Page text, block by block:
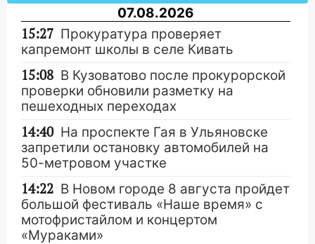
07.08.2026
15:27 Прокуратура проверяет
капремонт школы в селе Кивать
15:08 В Кузоватово после прокурорской
проверки обновили разметку на
пешеходных переходах
14:40 На проспекте Гая в Ульяновске
запретили остановку автомобилей на
50-метровом участке
14:22 В Новом городе 8 августа пройдет
большой фестиваль «Наше время» с
мотофристайлом и концертом
«Мураками»